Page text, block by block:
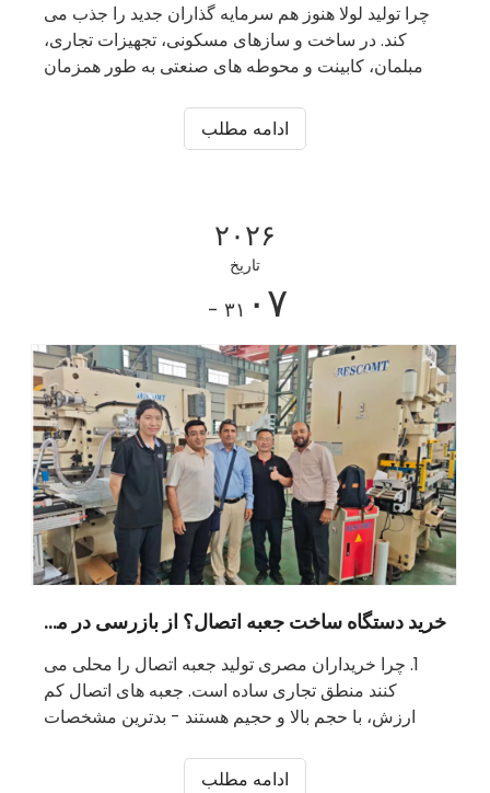
چرا تولید لولا هنوز هم سرمایه گذاران جدید را جذب می
کند. در ساخت و سازهای مسکونی، تجهیزات تجاری،
مبلمان، کابینت و محوطه های صنعتی به طور همزمان
کانال ها کاهش می یابد. ادامه مطلب
۲۰۲۶
تاریخ
۰۷ - ۳۱
خرید دستگاه ساخت جعبه اتصال؟ از بازرسی در محل این مشتری مصری بیاموزید
1. چرا خریداران مصری تولید جعبه اتصال را محلی می
کنند منطق تجاری ساده است. جعبه های اتصال کم
ارزش، با حجم بالا و حجیم هستند - بدترین مشخصات
جعبه های فولادی تمام شده، مقدار زیادی هوا را حمل می
ادامه مطلب